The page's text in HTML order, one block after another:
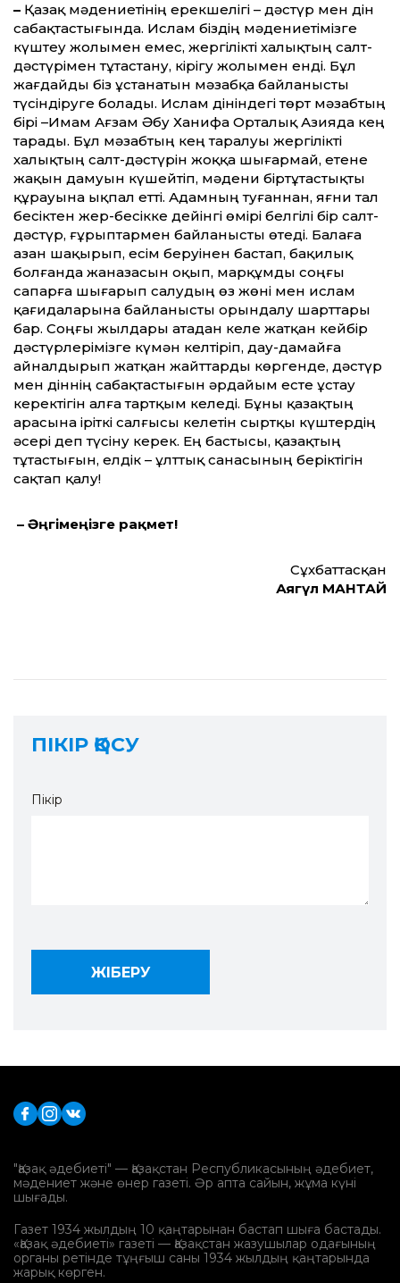
– Қазақ мәдениетінің ерекшелігі – дәстүр мен дін
сабақтастығында. Ислам біздің мәдениетімізге
күштеу жолымен емес, жергілікті халықтың салт-
дәстүрімен тұтастану, кірігу жолымен енді. Бұл
жағдайды біз ұстанатын мәзһабқа байланысты
түсіндіруге болады. Ислам дініндегі төрт мәзһабтың
бірі –Имам Ағзам Әбу Ханифа Орталық Азияда кең
тарады. Бұл мәзһабтың кең таралуы жергілікті
халықтың салт-дәстүрін жоққа шығармай, етене
жақын дамуын күшейтіп, мәдени біртұтастықты
құрауына ықпал етті. Адамның туғаннан, яғни тал
бесіктен жер-бесікке дейінгі өмірі белгілі бір салт-
дәстүр, ғұрыптармен байланысты өтеді. Балаға
азан шақырып, есім беруінен бастап, бақилық
болғанда жаназасын оқып, марқұмды соңғы
сапарға шығарып салудың өз жөні мен ислам
қағидаларына байланысты орындалу шарттары
бар. Соңғы жылдары атадан келе жатқан кейбір
дәстүрлерімізге күмән келтіріп, дау-дамайға
айналдырып жатқан жайттарды көргенде, дәстүр
мен діннің сабақтастығын әрдайым есте ұстау
керектігін алға тартқым келеді. Бұны қазақтың
арасына іріткі салғысы келетін сыртқы күштердің
әсері деп түсіну керек. Ең бастысы, қазақтың
тұтастығын, елдік – ұлттық сана­сы­ның беріктігін
сақтап қалу!
– Әңгімеңізге рақмет!
Сұхбаттасқан
Аягүл МАНТАЙ
ПІКІР ҚОСУ
Пікір
"Қазақ әдебиеті" — Қазақстан Республикасының әдебиет,
мәдениет және өнер газеті. Әр апта сайын, жұма күні
шығады.
Газет 1934 жылдың 10 қаңтарынан бастап шыға бастады.
«Қазақ әдебиеті» газеті — Қазақстан жазушылар одағының
органы ретінде тұңғыш саны 1934 жылдың қаңтарында
жарық көрген.